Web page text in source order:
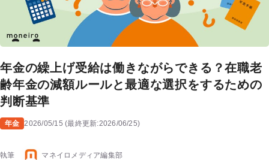
年金の繰上げ受給は働きながらできる？在職老
齢年金の減額ルールと最適な選択をするための
判断基準
年金 2026/05/15 (最終更新:2026/06/25)
執筆 マネイロメディア編集部